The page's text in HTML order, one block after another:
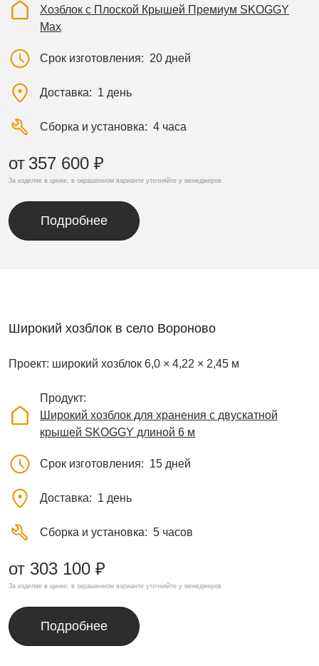
Хозблок с Плоской Крышей Премиум SKOGGY
Max
Срок изготовления 20 дней
Доставка 1 день
Сборка и установка 4 часа
от 357 600 ₽
За изделие в цинке, в окрашенном варианте уточняйте у менеджеров
Подробнее
Широкий хозблок в село Вороново
Проект: широкий хозблок 6,0 × 4,22 × 2,45 м
Продукт
Широкий хозблок для хранения с двускатной
крышей SKOGGY длиной 6 м
Срок изготовления 15 дней
Доставка 1 день
Сборка и установка 5 часов
от 303 100 ₽
За изделие в цинке, в окрашенном варианте уточняйте у менеджеров
Подробнее